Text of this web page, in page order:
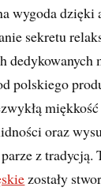
wygoda dzięki
sekretu
dedykowanych
polskiego
oraz
z tradycją.
zostały